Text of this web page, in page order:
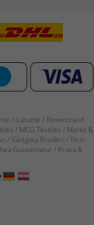
/ Lanarte / Rosenstand
/ MCG Textiles / Marks &
/ Västgöta Broderi / Rico
Gouverneur / Krasa &